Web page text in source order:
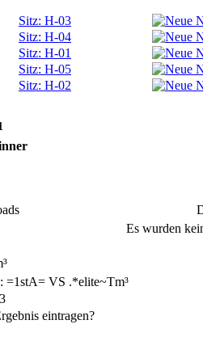
Sitz: H-03
Sitz: H-04
Sitz: H-01
Sitz: H-05
Sitz: H-02
Es wurden
=1stA= VS .*elite~Tm³
eintragen?